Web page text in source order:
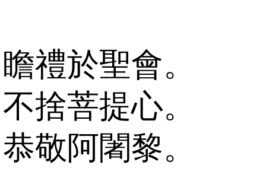
瞻禮於聖會。
不捨菩提心。
恭敬阿闍黎。